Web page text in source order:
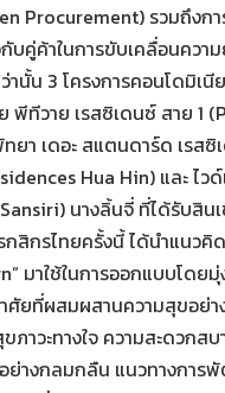
Procurement) รวมถึงก
บคู่ค้าในการขับเคลื่อนควา
านั้น 3 โครงการคอนโดมิเ
พีทีวาย เรสซิเดนซ์ สาย 1
ยา เดอะ สแตนดาร์ด เรส
Hua Hin) และ ไว
นางลิ้นจี่ ที่ได้รับสิน
สิกรไทยครั้งนี้ ได้นำแนวคิ
มาใช้ในการออกแบบโดย
ศัยที่ผสมผสานความสุขอย่า
าวะทางใจ ความสะดวกสบ
ย่างกลมกลืน แนวทางการ